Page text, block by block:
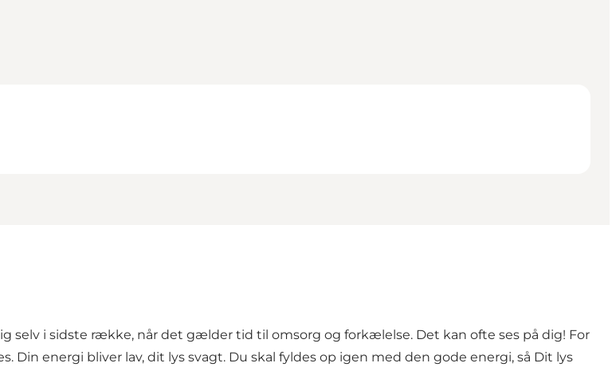
i sidste række, når det gælder tid til omsorg og forkælelse. Det kan ofte ses på dig! For
energi bliver lav, dit lys svagt. Du skal fyldes op igen med den gode energi, så Dit lys